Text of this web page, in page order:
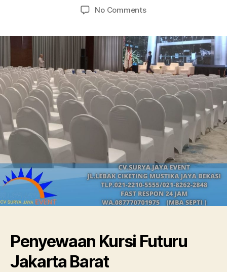
date
No Commentson
Futuru
Jakarta
Barat
Penyewaan Kursi Futuru
Jakarta Barat